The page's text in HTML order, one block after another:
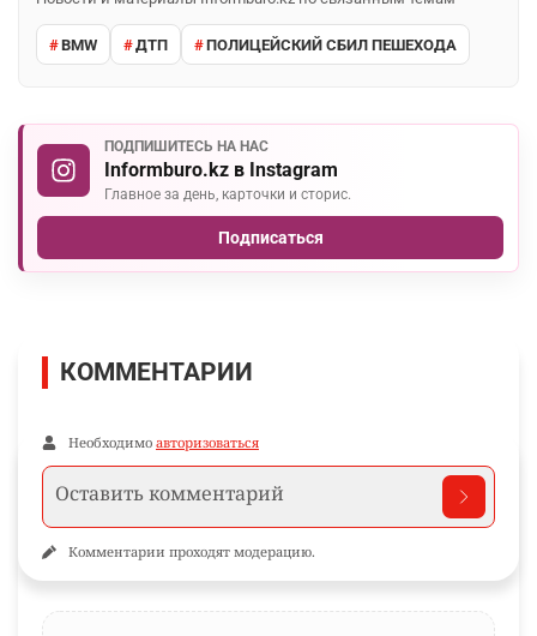
BMW ДТП ПОЛИЦЕЙСКИЙ СБИЛ ПЕШЕХОДА
ПОДПИШИТЕСЬ НА НАС
Informburo.kz в Instagram
Главное за день, карточки и сторис.
Подписаться
КОММЕНТАРИИ
Необходимо авторизоваться
Комментарии проходят модерацию.